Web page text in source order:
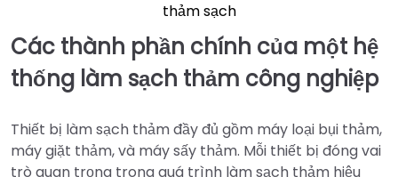
thảm sạch
Các thành phần chính của một hệ
thống làm sạch thảm công nghiệp
Thiết bị làm sạch thảm đầy đủ gồm máy loại bụi thảm,
máy giặt thảm, và máy sấy thảm. Mỗi thiết bị đóng vai
trò quan trọng trong quá trình làm sạch thảm hiệu